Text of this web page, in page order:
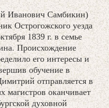
Иванович Самбикин)
Острогожского уезда
1839 г. в семье
Происхождение
его интересы и
обучение в
отправляется в
магистров оканчивает
духовной